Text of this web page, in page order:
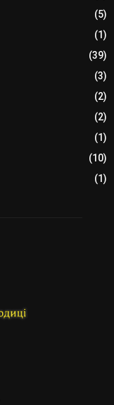
(5)
(1)
(39)
(3)
(2)
(2)
(1)
(10)
(1)